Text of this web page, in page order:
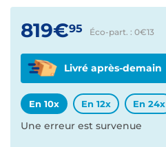
819€95 Éco-part. : 0€13
Livré après-demain
En 10x En 12x En 24x
Une erreur est survenue